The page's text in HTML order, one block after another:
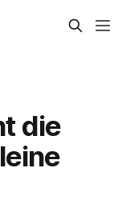
die